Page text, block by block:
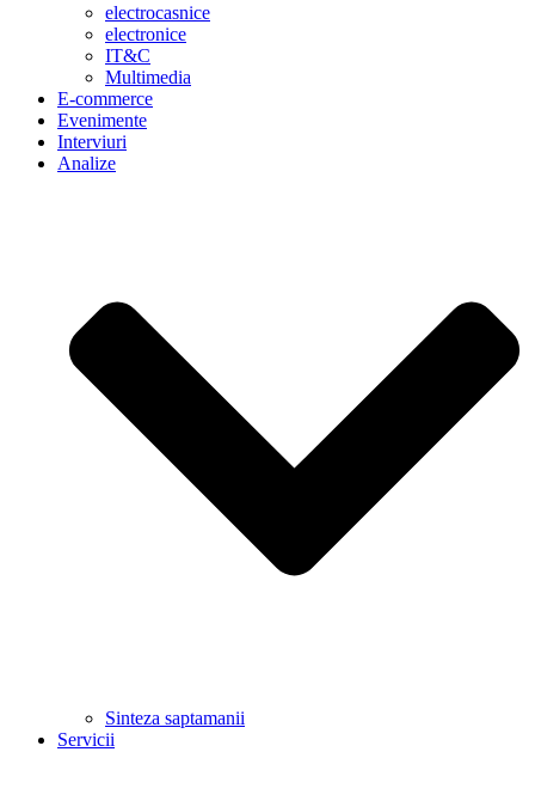
electrocasnice
electronice
IT&C
Multimedia
E-commerce
Evenimente
Interviuri
Analize
Sinteza saptamanii
Servicii